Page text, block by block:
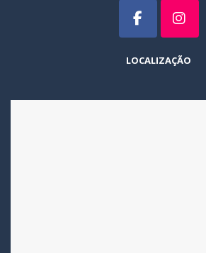
LOCALIZAÇÃO